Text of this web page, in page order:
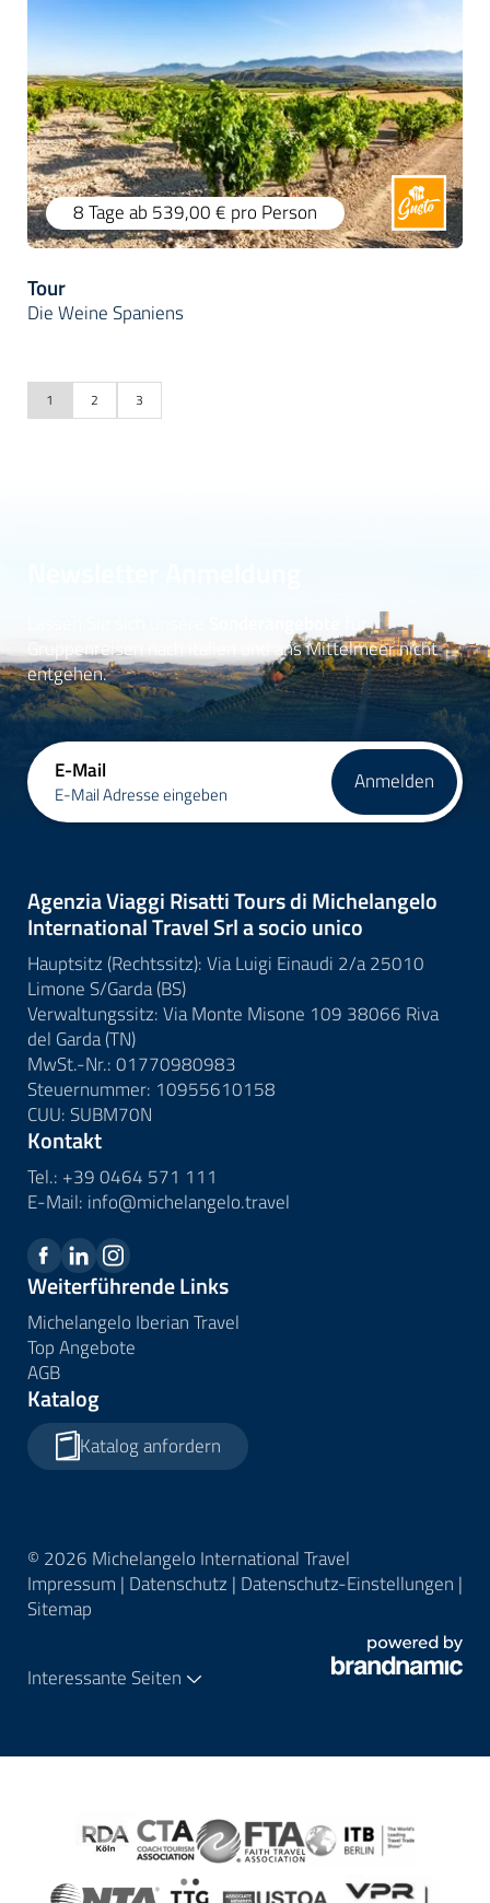
8 Tageab 539,00 € pro Person
Tour
Die Weine Spaniens
1 2 3
für
Gruppenreisen nach Italien und ans Mittelmeer nicht
entgehen.
E-Mail
E-Mail Adresse eingeben Anmelden
Agenzia Viaggi Risatti Tours di Michelangelo
International Travel Srl a socio unico
Hauptsitz (Rechtssitz): Via Luigi Einaudi 2/a 25010
Limone S/Garda (BS)
Verwaltungssitz: Via Monte Misone 109 38066 Riva
del Garda (TN)
MwSt.-Nr.: 01770980983
Steuernummer: 10955610158
CUU: SUBM70N
Kontakt
Tel.: +39 0464 571 111
E-Mail: info@michelangelo.travel
Weiterführende Links
Michelangelo Iberian Travel
Top Angebote
AGB
Katalog
Katalog anfordern
© 2026 Michelangelo International Travel
Impressum | Datenschutz | Datenschutz-Einstellungen |
Sitemap
Interessante Seiten